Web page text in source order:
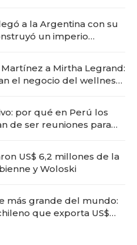
a la Argentina con su
un imperio
a Mirtha Legrand:
el negocio del wellness
por qué en Perú los
de ser reuniones para
US$ 6,2 millones de la
y Woloski
más grande del mundo:
que exporta US$